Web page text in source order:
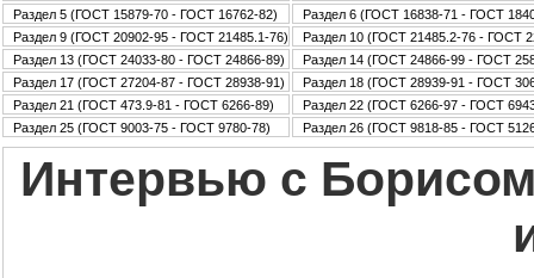
Раздел 5 (ГОСТ 15879-70 - ГОСТ 16762-82)
Раздел 6 (ГОСТ 16838-71 - ГОСТ
Раздел 9 (ГОСТ 20902-95 - ГОСТ 21485.1-76)
Раздел 10 (ГОСТ 21485.2-76 - ГОСТ
Раздел 13 (ГОСТ 24033-80 - ГОСТ 24866-89)
Раздел 14 (ГОСТ 24866-99 - ГОСТ
Раздел 17 (ГОСТ 27204-87 - ГОСТ 28938-91)
Раздел 18 (ГОСТ 28939-91 - ГОСТ
Раздел 21 (ГОСТ 473.9-81 - ГОСТ 6266-89)
Раздел 22 (ГОСТ 6266-97 - ГОСТ
Раздел 25 (ГОСТ 9003-75 - ГОСТ 9780-78)
Раздел 26 (ГОСТ 9818-85 - ГОСТ
Интервью с